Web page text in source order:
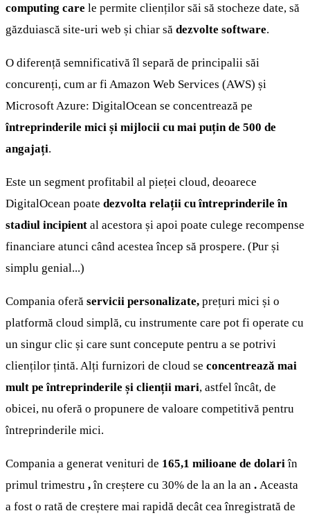
computing care le permite clienților săi să stocheze date, să
găzduiască site-uri web și chiar să dezvolte software.
O diferență semnificativă îl separă de principalii săi
concurenți, cum ar fi Amazon Web Services (AWS) și
Microsoft Azure: DigitalOcean se concentrează pe
întreprinderile mici și mijlocii cu mai puțin de 500 de
angajați.
Este un segment profitabil al pieței cloud, deoarece
DigitalOcean poate dezvolta relații cu întreprinderile în
stadiul incipient al acestora și apoi poate culege recompense
financiare atunci când acestea încep să prospere. (Pur și
simplu genial...)
Compania oferă servicii personalizate, prețuri mici și o
platformă cloud simplă, cu instrumente care pot fi operate cu
un singur clic și care sunt concepute pentru a se potrivi
clienților țintă. Alți furnizori de cloud se concentrează mai
mult pe întreprinderile și clienții mari, astfel încât, de
obicei, nu oferă o propunere de valoare competitivă pentru
întreprinderile mici.
Compania a generat venituri de 165,1 milioane de dolariîn
primul trimestru ,în creștere cu 30% de la an la an . Aceasta
a fost o rată de creștere mai rapidă decât cea înregistrată de